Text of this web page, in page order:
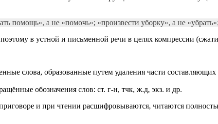
помощь», а не «помочь»; «произвести уборку», а не
в устной и письменной речи в целях компрессии
слова, образованные путем удаления части
обозначения слов: ст. г-н, тчк, ж.д, экз. и др.
и при чтении расшифровываются, читаются